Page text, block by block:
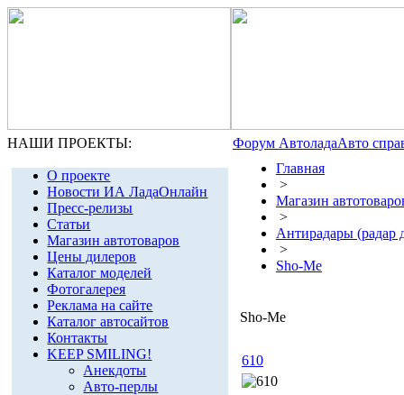
НАШИ ПРОЕКТЫ: Форум АвтоладаАвто
О проекте
Новости ИА ЛадаОнлайн
Пресс-релизы
Статьи
Магазин автотоваров
Цены дилеров
Каталог моделей
Фотогалерея
Реклама на сайте
Каталог автосайтов
Контакты
KEEP SMILING!
Анекдоты
Авто-перлы
Главная
>
Магазин
>
Антирадары (радар
>
Sho-Me
Sho-Me
610